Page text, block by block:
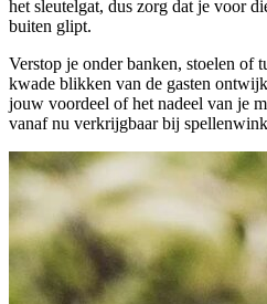
het sleutelgat, dus zorg dat je voor
buiten glipt.
Verstop je onder banken, stoelen of
kwade blikken van de gasten
jouw voordeel of het nadeel van je
vanaf nu verkrijgbaar bij